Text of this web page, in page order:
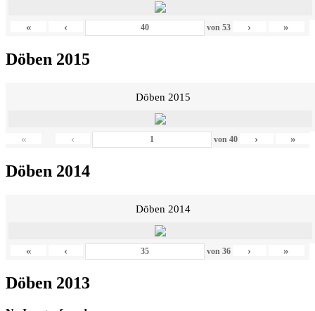
« ‹ von 53 › »
Döben 2015
Döben 2015
« ‹ von 40 › »
Döben 2014
Döben 2014
« ‹ von 36 › »
Döben 2013